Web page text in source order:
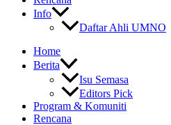
Info
Daftar Ahli UMNO
Home
Berita
Isu Semasa
Editors Pick
Program & Komuniti
Rencana